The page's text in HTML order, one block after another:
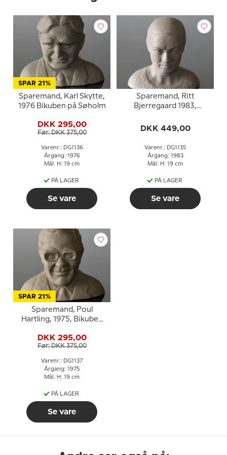
SPAR 21%
Sparemand, Karl Skytte,
1976 Bikuben på Søholm
DKK 295,00
Før: DKK 375,00
Varenr.: DG1136
Årgang: 1976
Mål: H: 19 cm
PÅ LAGER
Se vare
Sparemand, Ritt
Bjerregaard 1983,
DKK 449,00
Varenr.: DG1135
Årgang: 1983
Mål: H: 19 cm
PÅ LAGER
Se vare
SPAR 21%
Sparemand, Poul
Hartling, 1975, Bikuben
DKK 295,00
Før: DKK 375,00
Varenr.: DG1137
Årgang: 1975
Mål: H: 19 cm
PÅ LAGER
Se vare